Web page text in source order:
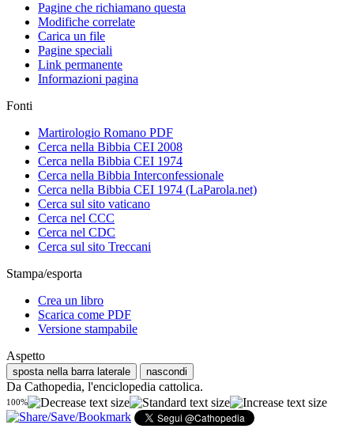
Pagine che richiamano questa
Modifiche correlate
Carica un file
Pagine speciali
Link permanente
Informazioni pagina
Fonti
Martirologio Romano PDF
Cerca nella Bibbia CEI 2008
Cerca nella Bibbia CEI 1974
Cerca nella Bibbia Interconfessionale
Cerca nella Bibbia CEI 1974 (LaParola.net)
Cerca sul sito vaticano
Cerca nel CCC
Cerca nel CDC
Cerca sul sito Treccani
Stampa/esporta
Crea un libro
Scarica come PDF
Versione stampabile
Aspetto
sposta nella barra laterale nascondi
Da Cathopedia, l'enciclopedia cattolica.
100%